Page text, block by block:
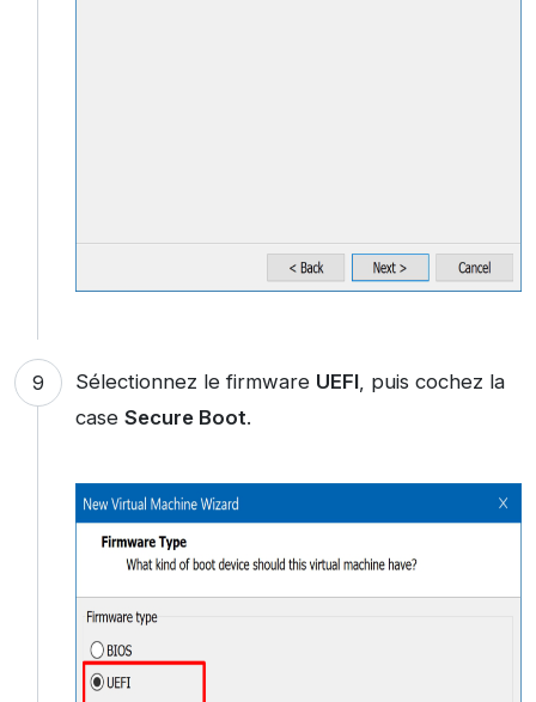
Sélectionnez le firmware UEFI, puis cochez la
case Secure Boot.